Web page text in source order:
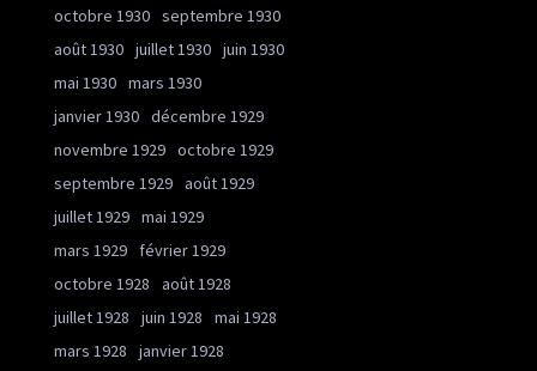
octobre 1930 septembre 1930
août 1930 juillet 1930 juin 1930
mai 1930 mars 1930
janvier 1930 décembre 1929
novembre 1929 octobre 1929
septembre 1929 août 1929
juillet 1929 mai 1929
mars 1929
février 1929
octobre 1928
août 1928
juillet 1928
juin 1928
mai 1928
mars 1928
janvier 1928